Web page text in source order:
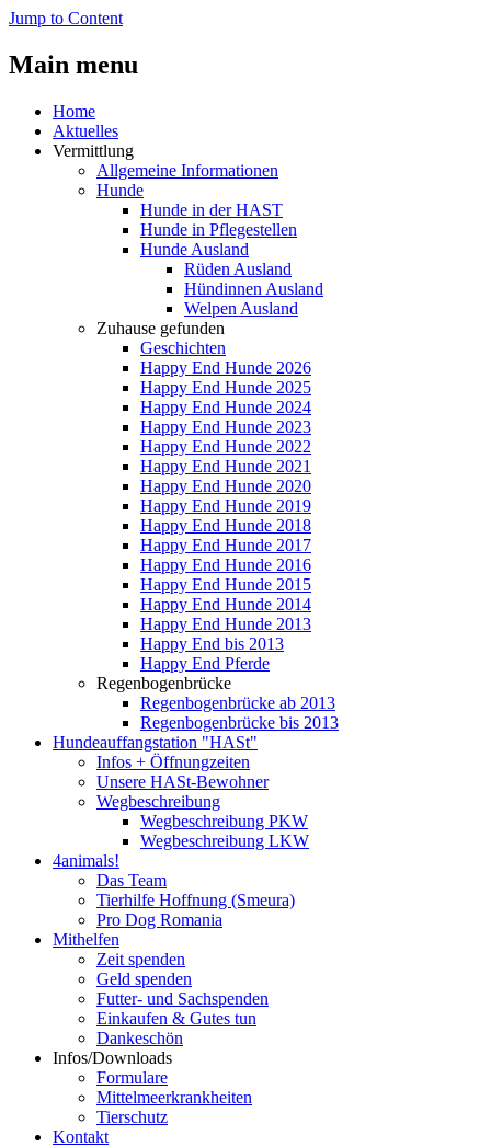
Jump to Content
Main menu
Home
Aktuelles
Vermittlung
Allgemeine Informationen
Hunde
Hunde in der HAST
Hunde in Pflegestellen
Hunde Ausland
Rüden Ausland
Hündinnen Ausland
Welpen Ausland
Zuhause gefunden
Geschichten
Happy End Hunde 2026
Happy End Hunde 2025
Happy End Hunde 2024
Happy End Hunde 2023
Happy End Hunde 2022
Happy End Hunde 2021
Happy End Hunde 2020
Happy End Hunde 2019
Happy End Hunde 2018
Happy End Hunde 2017
Happy End Hunde 2016
Happy End Hunde 2015
Happy End Hunde 2014
Happy End Hunde 2013
Happy End bis 2013
Happy End Pferde
Regenbogenbrücke
Regenbogenbrücke ab 2013
Regenbogenbrücke bis 2013
Hundeauffangstation "HASt"
Infos + Öffnungzeiten
Unsere HASt-Bewohner
Wegbeschreibung
Wegbeschreibung PKW
Wegbeschreibung LKW
4animals!
Das Team
Tierhilfe Hoffnung (Smeura)
Pro Dog Romania
Mithelfen
Zeit spenden
Geld spenden
Futter- und Sachspenden
Einkaufen & Gutes tun
Dankeschön
Infos/Downloads
Formulare
Mittelmeerkrankheiten
Tierschutz
Kontakt